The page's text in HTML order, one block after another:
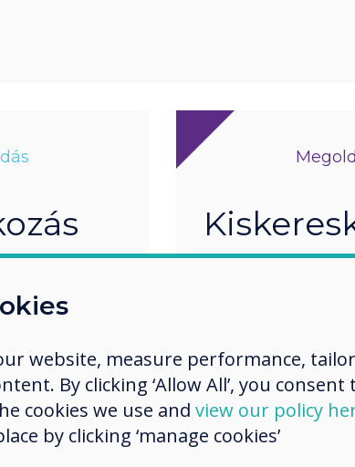
website, measure performance,
By clicking ‘Allow All’, you consent
cookies we use and view our policy
by clicking ‘manage cookies’